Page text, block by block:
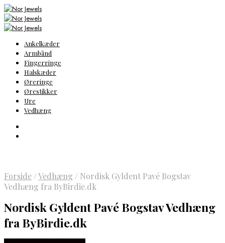
Ankelkæder
Armbånd
Fingerringe
Halskæder
Øreringe
Ørestikker
Ure
Vedhæng
Forside /Vedhæng / Nordisk Gyldent Pavé Bogstav
Vedhæng fra ByBirdie.dk
Nordisk Gyldent Pavé Bogstav Vedhæng
fra ByBirdie.dk